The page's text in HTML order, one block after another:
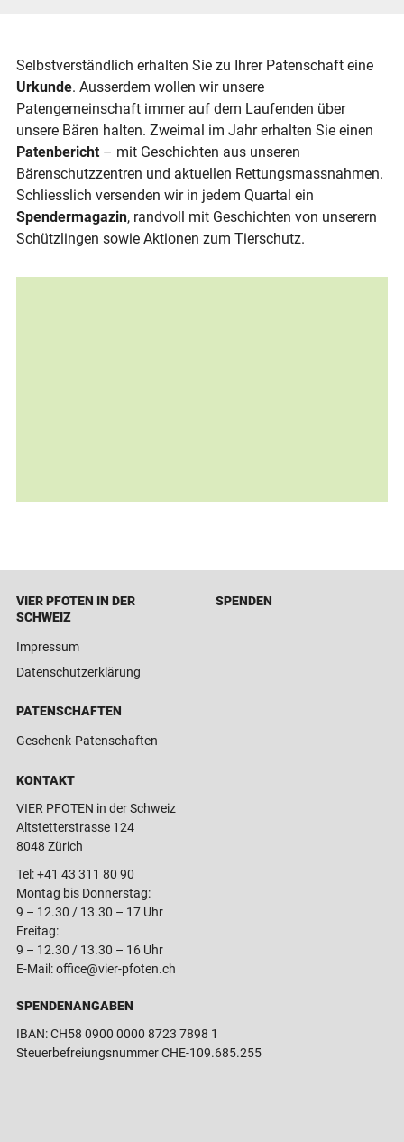
Selbstverständlich erhalten Sie zu Ihrer Patenschaft eine
Urkunde. Ausserdem wollen wir unsere
Patengemeinschaft immer auf dem Laufenden über
unsere Bären halten. Zweimal im Jahr erhalten Sie einen
Patenbericht – mit Geschichten aus unseren
Bärenschutzzentren und aktuellen Rettungsmassnahmen.
Schliesslich versenden wir in jedem Quartal ein
Spendermagazin, randvoll mit Geschichten von unserern
Schützlingen sowie Aktionen zum Tierschutz.
VIER PFOTEN IN DER
SCHWEIZ
Impressum
Datenschutzerklärung
SPENDEN
PATENSCHAFTEN
Geschenk-Patenschaften
KONTAKT
VIER PFOTEN in der Schweiz
Altstetterstrasse 124
8048 Zürich
Tel:+41 43 311 80 90
Montag bis Donnerstag:
9 – 12.30 / 13.30 – 17 Uhr
Freitag:
9 – 12.30 / 13.30 – 16 Uhr
E-Mail:office@vier-pfoten.ch
SPENDENANGABEN
IBAN: CH58 0900 0000 8723 7898 1
Steuerbefreiungsnummer CHE-109.685.255